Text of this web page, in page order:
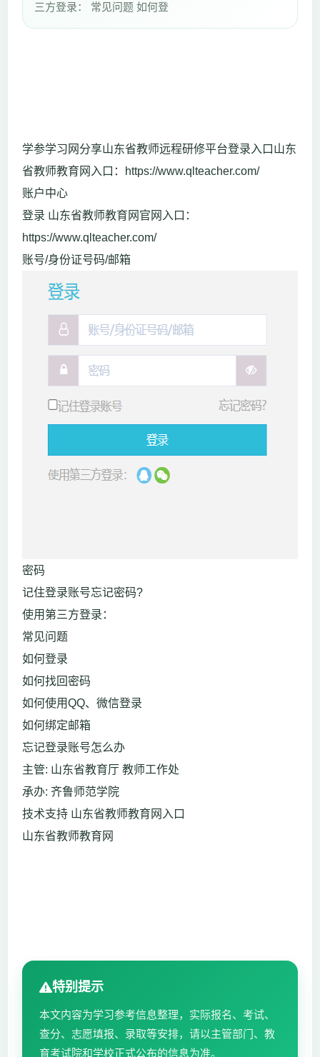
三方登录： 常见问题 如何登
学参学习网分享山东省教师远程研修平台登录入口山东
省教师教育网入口：https://www.qlteacher.com/
账户中心
登录 山东省教师教育网官网入口：
https://www.qlteacher.com/
账号/身份证号码/邮箱
密码
记住登录账号忘记密码?
使用第三方登录：
常见问题
如何登录
如何找回密码
如何使用QQ、微信登录
如何绑定邮箱
忘记登录账号怎么办
主管: 山东省教育厅 教师工作处
承办: 齐鲁师范学院
技术支持 山东省教师教育网入口
山东省教师教育网
特别提示
本文内容为学习参考信息整理，实际报名、考试、
查分、志愿填报、录取等安排，请以主管部门、教
育考试院和学校正式公布的信息为准。